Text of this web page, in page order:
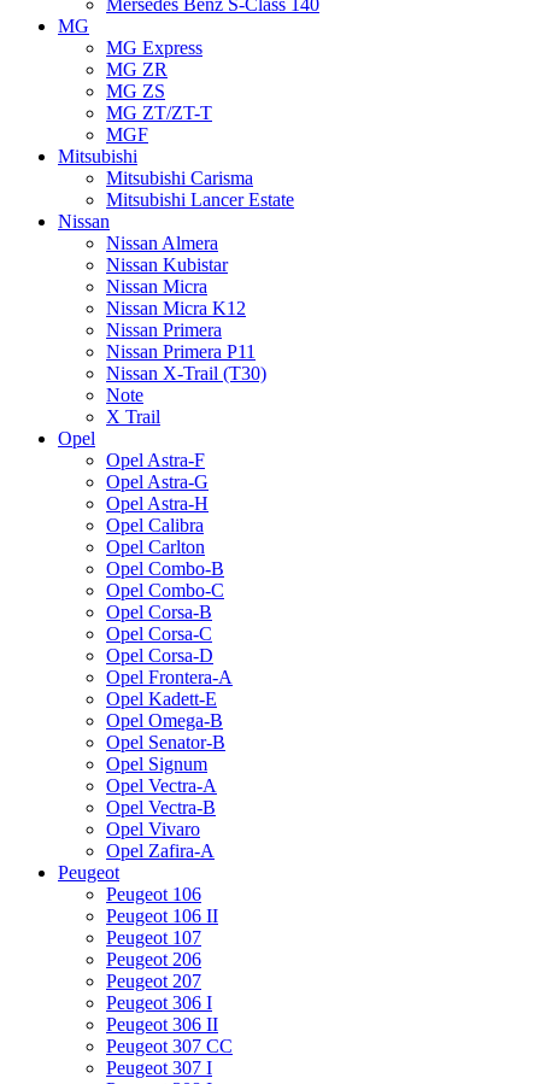
MG
MG Express
MG ZR
MG ZS
MG ZT/ZT-T
MGF
Mitsubishi
Mitsubishi Carisma
Mitsubishi Lancer Estate
Nissan
Nissan Almera
Nissan Kubistar
Nissan Micra
Nissan Micra K12
Nissan Primera
Nissan Primera P11
Nissan X-Trail (T30)
Note
X Trail
Opel
Opel Astra-F
Opel Astra-G
Opel Astra-H
Opel Calibra
Opel Carlton
Opel Combo-B
Opel Combo-C
Opel Corsa-B
Opel Corsa-C
Opel Corsa-D
Opel Frontera-A
Opel Kadett-E
Opel Omega-B
Opel Senator-B
Opel Signum
Opel Vectra-A
Opel Vectra-B
Opel Vivaro
Opel Zafira-A
Peugeot
Peugeot 106
Peugeot 106 II
Peugeot 107
Peugeot 206
Peugeot 207
Peugeot 306 I
Peugeot 306 II
Peugeot 307 CC
Peugeot 307 I